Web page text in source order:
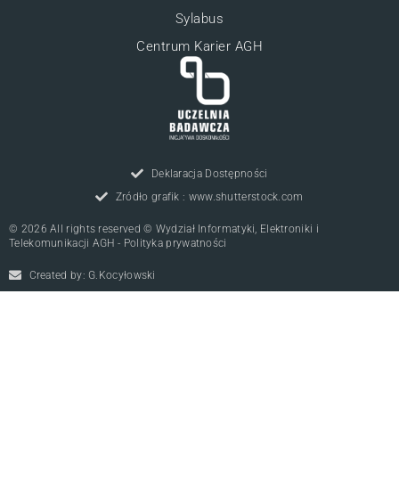
Sylabus
Centrum Karier AGH
Deklaracja Dostępności
Zródło grafik : www.shutterstock.com
© 2026 All rights reserved © Wydział Informatyki, Elektroniki i
Telekomunikacji AGH - Polityka prywatności
Created by: G.Kocyłowski